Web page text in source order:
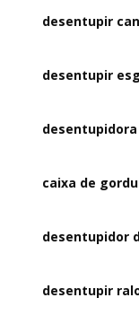
desentupir
desentupir
desentupidora
caixa de
desentupidor
desentupir